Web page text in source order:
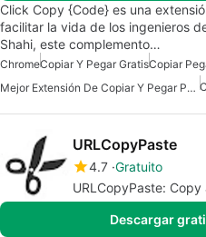
Click Copy {Code} es una
facilitar la vida de los ingenieros
Shahi, este complemento…
ChromeCopiar Y Pegar GratisCopiar
Mejor Extensión De Copiar Y Pegar Para Chrome
URLCopyPaste
4.7 Gratuito
URLCopyPaste:
Descargar